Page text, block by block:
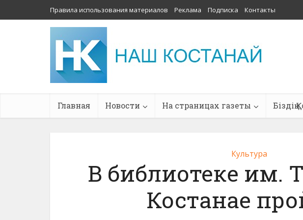
Правила использования материалов Реклама Подписка Контакты
Главная Новости На страницах газеты Біздің
Культура
В библиотеке им.
Костанае